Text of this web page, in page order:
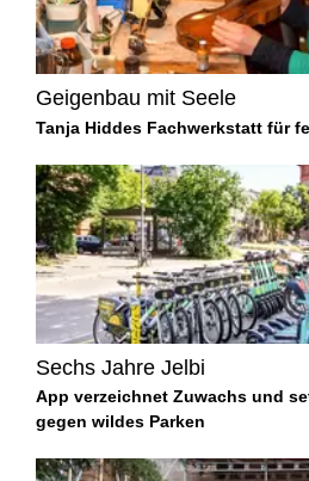
Geigenbau mit Seele
Tanja Hiddes Fachwerkstatt für
Sechs Jahre Jelbi
App verzeichnet Zuwachs und
gegen wildes Parken